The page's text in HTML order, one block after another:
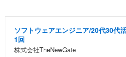
ソフトウェアエンジニア/20代30代
1回
株式会社TheNewGate